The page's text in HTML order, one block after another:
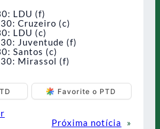
LDU (f)
Cruzeiro (c)
LDU (c)
Juventude (f)
Santos (c)
Mirassol (f)
Favorite o PTD
Próxima notícia
»